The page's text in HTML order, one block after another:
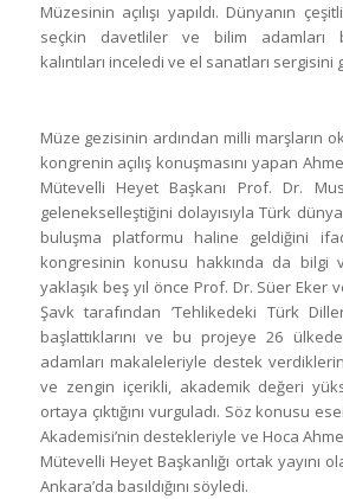
Müzesinin açılışı yapıldı. Dünyanın
seçkin davetliler ve bilim adamları
kalıntıları inceledi ve el sanatları sergisini
Müze gezisinin ardından milli marşların
kongrenin açılış konuşmasını yapan
Mütevelli Heyet Başkanı Prof. Dr.
gelenekselleştiğini dolayısıyla Türk
buluşma platformu haline geldiğini
kongresinin konusu hakkında da bilgi
yaklaşık beş yıl önce Prof. Dr. Süer Eker
Şavk tarafından ’Tehlikedeki Türk
başlattıklarını ve bu projeye 26
adamları makaleleriyle destek
ve zengin içerikli, akademik değeri
ortaya çıktığını vurguladı. Söz konusu
Akademisi’nin destekleriyle ve Hoca
Mütevelli Heyet Başkanlığı ortak yayını
Ankara’da basıldığını söyledi.